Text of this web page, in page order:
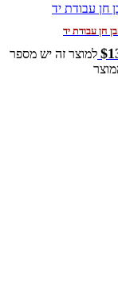
חן עבודת יד
למוצר זה יש מספר